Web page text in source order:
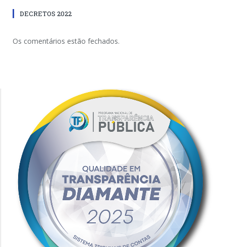
DECRETOS 2022
Os comentários estão fechados.